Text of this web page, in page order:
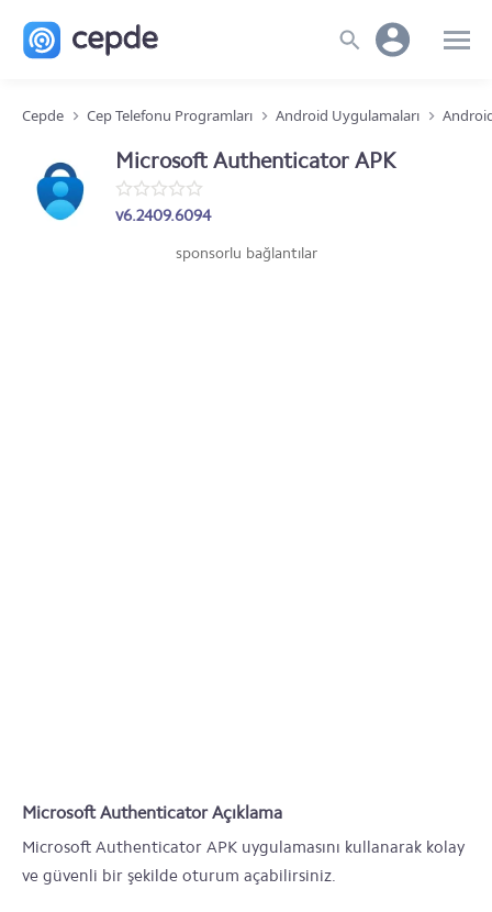
Cepde Cep Telefonu Programları Android Uygulamaları
Microsoft Authenticator APK
v6.2409.6094
sponsorlu bağlantılar
Microsoft Authenticator Açıklama
Microsoft Authenticator APK uygulamasını kullanarak kolay
ve güvenli bir şekilde oturum açabilirsiniz.